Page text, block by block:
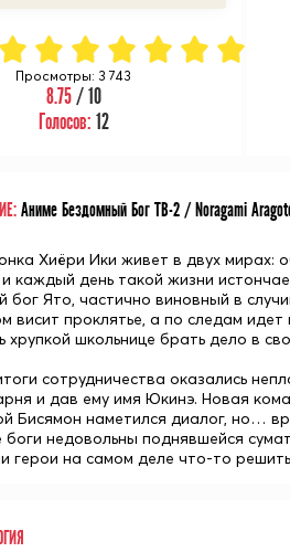
Просмотры: 3 743
8.75/ 10
Голосов: 12
Аниме Бездомный Бог ТВ-2 / Noragami
Хиёри Ики живет в двух мирах:
и каждый день такой жизни
бог Ято, частично виновный в
висит проклятье, а по следам
хрупкой школьнице брать дело в
сотрудничества оказались
и дав ему имя Юкинэ. Новая
Бисямон наметился диалог, но…
недовольны поднявшейся
герои на самом деле что-то